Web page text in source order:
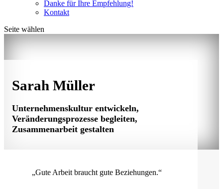
Danke für Ihre Empfehlung!
Kontakt
Seite wählen
Sarah Müller
Unternehmenskultur entwickeln,
Veränderungsprozesse begleiten,
Zusammenarbeit gestalten
„Gute Arbeit braucht gute Beziehungen.“